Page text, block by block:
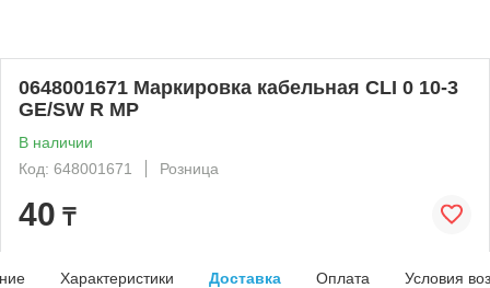
0648001671 Маркировка кабельная CLI 0 10-3
GE/SW R MP
В наличии
Код: 648001671
Розница
40 ₸
Характеристики Доставка Оплата Условия